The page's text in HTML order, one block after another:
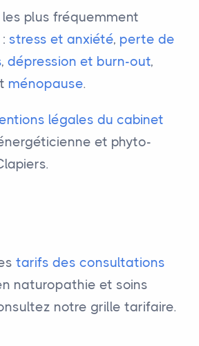
plus fréquemment
stress et anxiété, perte de
, dépression et burn-out,
ménopause.
légales du cabinet
et phyto-
tarifs des consultations
naturopathie et soins
notre grille tarifaire.